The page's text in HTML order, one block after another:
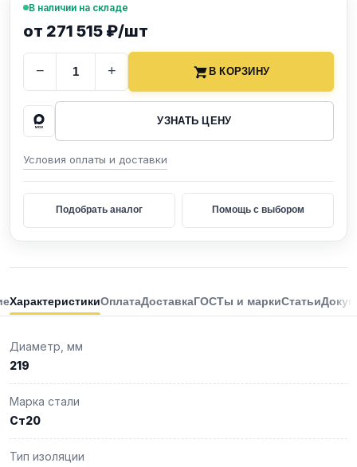
В наличии на складе
от 271 515 ₽/шт
− + В КОРЗИНУ
УЗНАТЬ ЦЕНУ
Условия оплаты и доставки
Подобрать аналог Помощь с выбором
ХарактеристикиОплатаДоставкаГОСТы и маркиСтатьи
Диаметр, мм
219
Марка стали
Ст20
Тип изоляции